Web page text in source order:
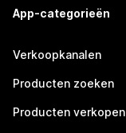
App-categorieën
Verkoopkanalen
Producten zoeken
Producten verkopen